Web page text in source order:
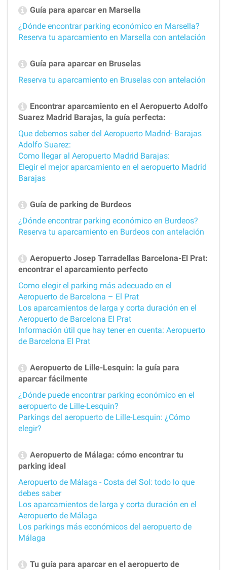
Guía para aparcar en Marsella
¿Dónde encontrar parking económico en Marsella?
Reserva tu aparcamiento en Marsella con antelación
Guía para aparcar en Bruselas
Reserva tu aparcamiento en Bruselas con antelación
Encontrar aparcamiento en el Aeropuerto Adolfo
Suarez Madrid Barajas, la guía perfecta:
Que debemos saber del Aeropuerto Madrid- Barajas
Adolfo Suarez:
Como llegar al Aeropuerto Madrid Barajas:
Elegir el mejor aparcamiento en el aeropuerto Madrid
Barajas
Guía de parking de Burdeos
¿Dónde encontrar parking económico en Burdeos?
Reserva tu aparcamiento en Burdeos con antelación
Aeropuerto Josep Tarradellas Barcelona-El Prat:
encontrar el aparcamiento perfecto
Como elegir el parking más adecuado en el
Aeropuerto de Barcelona – El Prat
Los aparcamientos de larga y corta duración en el
Aeropuerto de Barcelona El Prat
Información útil que hay tener en cuenta: Aeropuerto
de Barcelona El Prat
Aeropuerto de Lille-Lesquin: la guía para
aparcar fácilmente
¿Dónde puede encontrar parking económico en el
aeropuerto de Lille-Lesquin?
Parkings del aeropuerto de Lille-Lesquin: ¿Cómo
elegir?
Aeropuerto de Málaga: cómo encontrar tu
parking ideal
Aeropuerto de Málaga - Costa del Sol: todo lo que
debes saber
Los aparcamientos de larga y corta duración en el
Aeropuerto de Málaga
Los parkings más económicos del aeropuerto de
Málaga
Tu guía para aparcar en el aeropuerto de